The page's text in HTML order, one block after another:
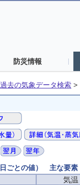
防災情報
過去の気象データ検索 >
ごとの値） 主な要素
気温